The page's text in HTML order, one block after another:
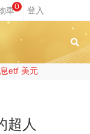
0
etf 美元
超人